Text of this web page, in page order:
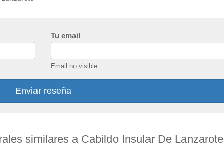
Tu email
Email no visible
Enviar reseña
similares a Cabildo Insular De Lanzarote